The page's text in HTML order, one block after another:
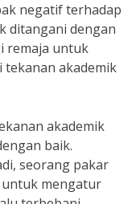
negatif terhadap
ditangani dengan
remaja untuk
tekanan akademik
akademik
baik.
seorang pakar
untuk mengatur